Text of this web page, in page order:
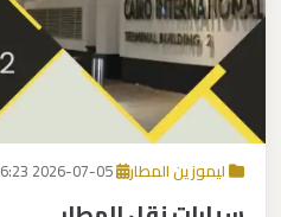
اتصل بنا
EN
ليموزين المطار
برج
العرب
القاهرة
مكاتب